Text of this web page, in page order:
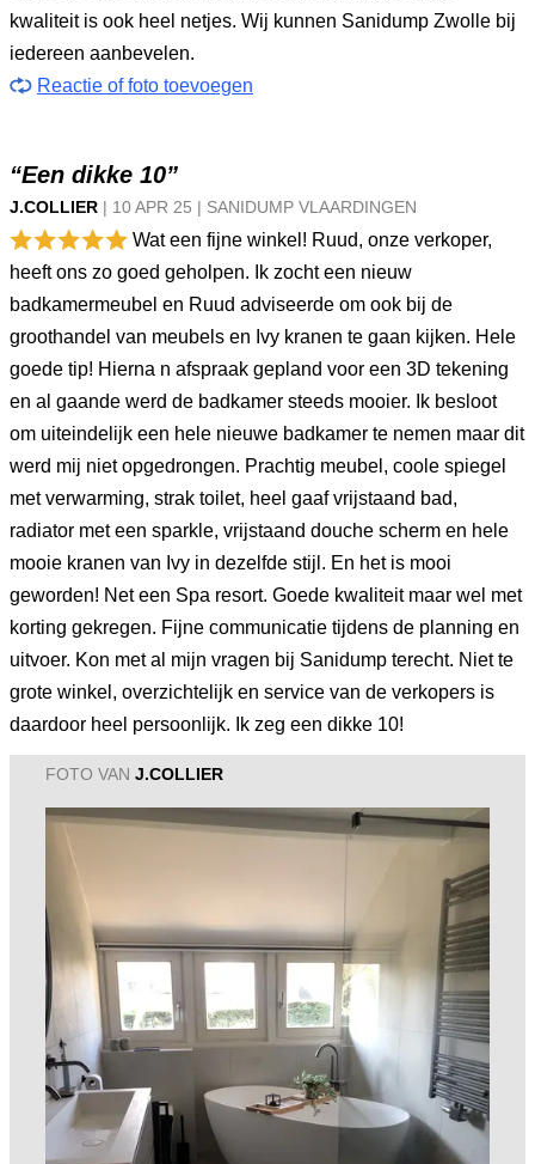
kwaliteit is ook heel netjes. Wij kunnen Sanidump Zwolle bij
iedereen aanbevelen.
Reactie of foto toevoegen
“Een dikke 10”
J.COLLIER | 10 APR 25 | SANIDUMP VLAARDINGEN
Wat een fijne winkel! Ruud, onze verkoper,
heeft ons zo goed geholpen. Ik zocht een nieuw
badkamermeubel en Ruud adviseerde om ook bij de
groothandel van meubels en Ivy kranen te gaan kijken. Hele
goede tip! Hierna n afspraak gepland voor een 3D tekening
en al gaande werd de badkamer steeds mooier. Ik besloot
om uiteindelijk een hele nieuwe badkamer te nemen maar dit
werd mij niet opgedrongen. Prachtig meubel, coole spiegel
met verwarming, strak toilet, heel gaaf vrijstaand bad,
radiator met een sparkle, vrijstaand douche scherm en hele
mooie kranen van Ivy in dezelfde stijl. En het is mooi
geworden! Net een Spa resort. Goede kwaliteit maar wel met
korting gekregen. Fijne communicatie tijdens de planning en
uitvoer. Kon met al mijn vragen bij Sanidump terecht. Niet te
grote winkel, overzichtelijk en service van de verkopers is
daardoor heel persoonlijk. Ik zeg een dikke 10!
FOTO VAN J.COLLIER